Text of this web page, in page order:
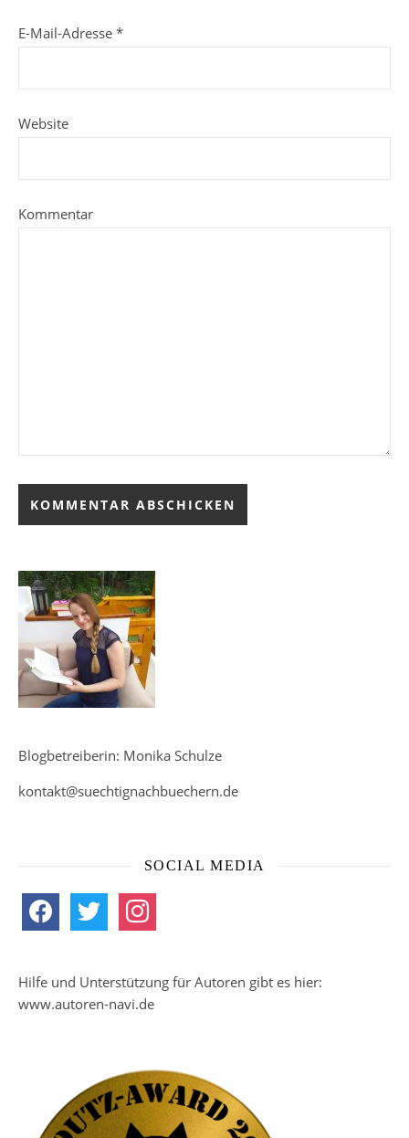
E-Mail-Adresse *
Website
Kommentar
Blogbetreiberin: Monika Schulze
kontakt@suechtignachbuechern.de
SOCIAL MEDIA
facebook twitter instagram
Hilfe und Unterstützung für Autoren gibt es hier:
www.autoren-navi.de